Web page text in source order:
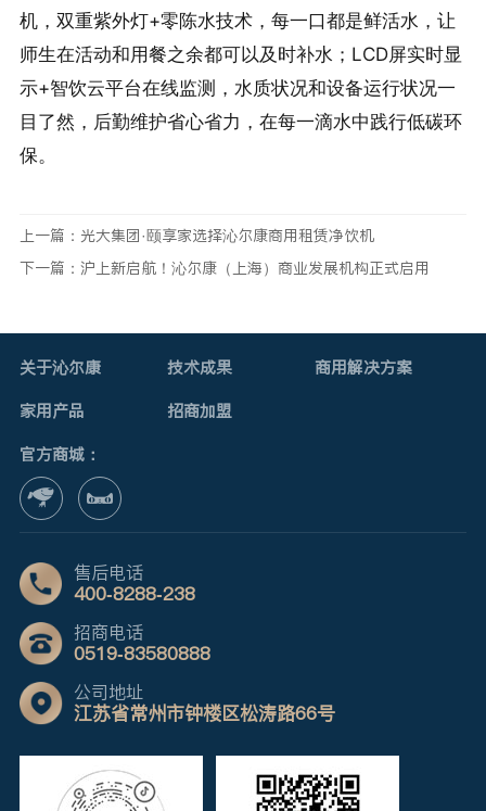
机，双重紫外灯+零陈水技术，每一口都是鲜活水，让
师生在活动和用餐之余都可以及时补水；LCD屏实时显
示+智饮云平台在线监测，水质状况和设备运行状况一
目了然，后勤维护省心省力，在每一滴水中践行低碳环
保。
上一篇： 光大集团·颐享家选择沁尔康商用租赁净饮机
下一篇： 沪上新启航！沁尔康（上海）商业发展机构正式启用
关于沁尔康 技术成果 商用解决方案
家用产品 招商加盟
官方商城：
售后电话
400-8288-238
招商电话
0519-83580888
公司地址
江苏省常州市钟楼区松涛路66号